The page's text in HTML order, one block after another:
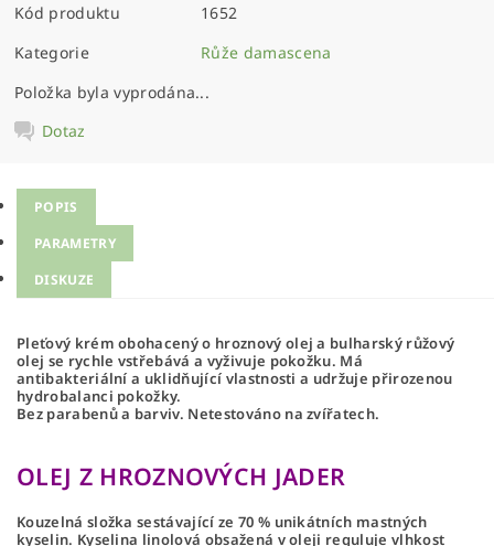
Kód produktu
1652
Kategorie
Růže damascena
Položka byla vyprodána...
Dotaz
POPIS
PARAMETRY
DISKUZE
Pleťový krém obohacený o hroznový olej a bulharský růžový
olej se rychle vstřebává a vyživuje pokožku. Má
antibakteriální a uklidňující vlastnosti a udržuje přirozenou
hydrobalanci pokožky.
Bez parabenů a barviv. Netestováno na zvířatech.
OLEJ Z HROZNOVÝCH JADER
Kouzelná složka sestávající ze 70 % unikátních mastných
kyselin. Kyselina linolová obsažená v oleji reguluje vlhkost